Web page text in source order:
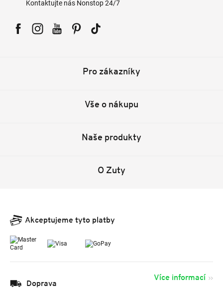
Kontaktujte nás Nonstop 24/7
Pro zákazníky
Vše o nákupu
Naše produkty
O Zuty
Akceptujeme tyto platby
Doprava
Více informací